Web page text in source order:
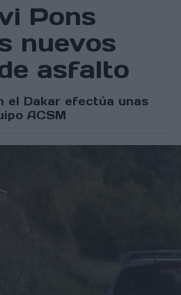
Pons
nuevos
asfalto
el Dakar efectúa unas
ACSM